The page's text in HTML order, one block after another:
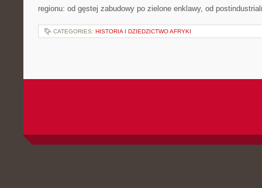
regionu: od gęstej zabudowy po zielone enklawy, od
CATEGORIES: HISTORIA I DZIEDZICTWO AFRYKI